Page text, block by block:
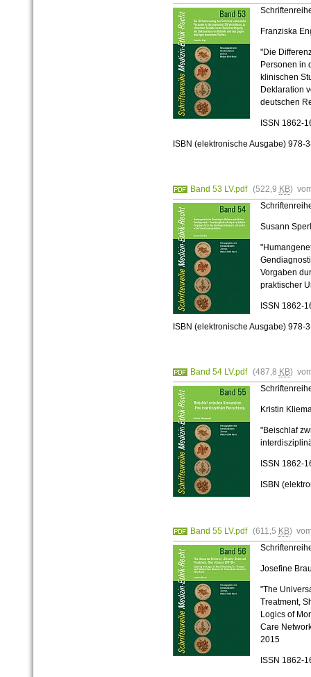
Franziska
"Die
Personen in
klinischen
Deklaration
deutschen
ISSN 1862-
ISBN (elektronische Ausgabe) 978-
Band 53 LV.pdf (522,9 KB)
Susann
Vorgaben
praktischer
ISSN 1862-
ISBN (elektronische Ausgabe) 978-
Band 54 LV.pdf (487,8 KB)
Kristin
"Beischlaf
ISSN 1862-
ISBN
Band 55 LV.pdf (611,5 KB)
Josefine
"The
Treatment,
Logics of
Care
2015
ISSN 1862-